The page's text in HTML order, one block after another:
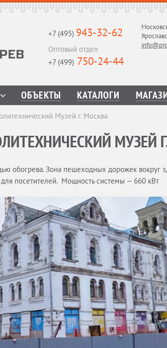
+7 (495) 943-32-62
Оптовый отдел
+7 (499) 750-24-44
ОБЪЕКТЫ КАТАЛОГИ
Музей г. Москва
МУЗЕЙ
обогрева. Зона пешеходных дорожек вокруг
посетителей. Мощность системы — 660 кВт